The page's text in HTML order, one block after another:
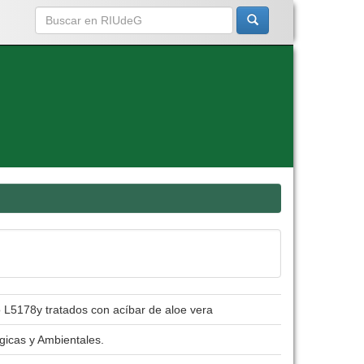
tratados con acíbar de aloe vera
y Ambientales.